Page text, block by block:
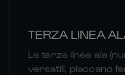
TERZA LINEA
Le terze linee ala
versatili, placcano